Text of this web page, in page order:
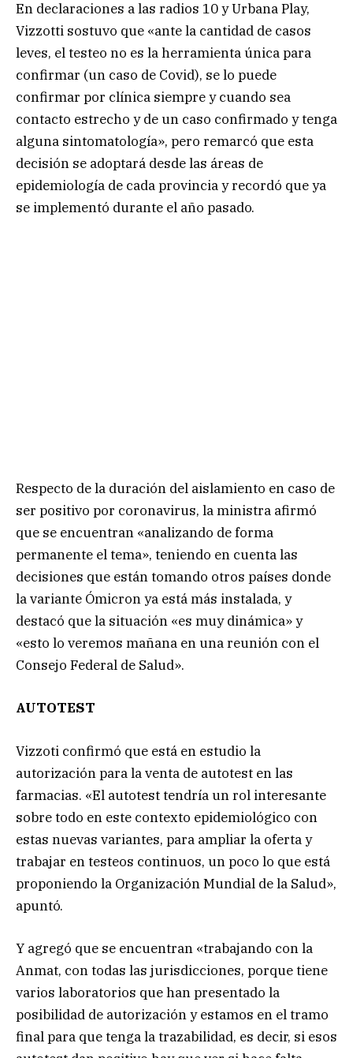
En declaraciones a las radios 10 y Urbana Play,
Vizzotti sostuvo que «ante la cantidad de casos
leves, el testeo no es la herramienta única para
confirmar (un caso de Covid), se lo puede
confirmar por clínica siempre y cuando sea
contacto estrecho y de un caso confirmado y tenga
alguna sintomatología», pero remarcó que esta
decisión se adoptará desde las áreas de
epidemiología de cada provincia y recordó que ya
se implementó durante el año pasado.
Respecto de la duración del aislamiento en caso de
ser positivo por coronavirus, la ministra afirmó
que se encuentran «analizando de forma
permanente el tema», teniendo en cuenta las
decisiones que están tomando otros países donde
la variante Ómicron ya está más instalada, y
destacó que la situación «es muy dinámica» y
«esto lo veremos mañana en una reunión con el
Consejo Federal de Salud».
AUTOTEST
Vizzoti confirmó que está en estudio la
autorización para la venta de autotest en las
farmacias. «El autotest tendría un rol interesante
sobre todo en este contexto epidemiológico con
estas nuevas variantes, para ampliar la oferta y
trabajar en testeos continuos, un poco lo que está
proponiendo la Organización Mundial de la Salud»,
apuntó.
Y agregó que se encuentran «trabajando con la
Anmat, con todas las jurisdicciones, porque tiene
varios laboratorios que han presentado la
posibilidad de autorización y estamos en el tramo
final para que tenga la trazabilidad, es decir, si esos